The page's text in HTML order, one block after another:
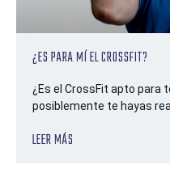
¿ES PARA MÍ EL CROSSFIT?
¿Es el CrossFit apto para
posiblemente te hayas
LEER MÁS